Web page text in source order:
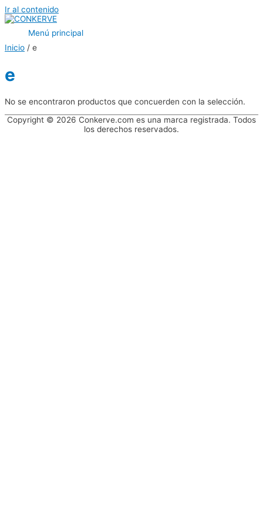
Ir al contenido
Menú principal
Inicio / e
e
No se encontraron productos que concuerden con la selección.
Copyright © 2026 Conkerve.com es una marca registrada. Todos
los derechos reservados.